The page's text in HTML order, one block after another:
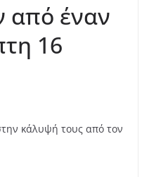
από έναν
16
κάλυψή τους από τον